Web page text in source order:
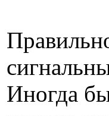
Иногда